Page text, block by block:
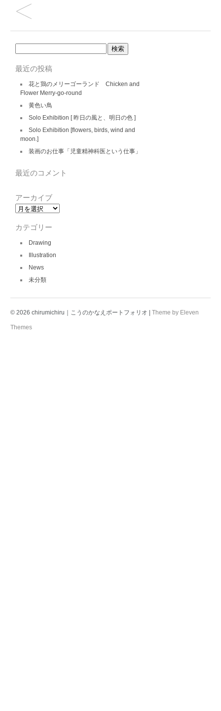
検
索:
最近の投稿
花と鶏のメリーゴーランド Chicken and
Flower Merry-go-round
黄色い鳥
Solo Exhibition [ 昨日の風と、明日の色 ]
Solo Exhibition [flowers, birds, wind and
moon.]
装画のお仕事「児童精神科医という仕事」
最近のコメント
アーカイブ
ア
カ
ブ
カテゴリー
Drawing
Illustration
News
未分類
© 2026 chirumichiru｜こうのかなえポートフォリオ | Theme by Eleven
Themes